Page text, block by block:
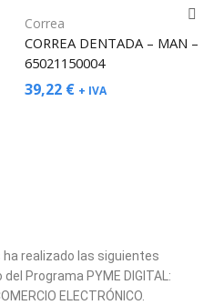
Correa
CORREA DENTADA – MAN –
65021150004
39,22 € + IVA
ha realizado las siguientes
Programa PYME DIGITAL:
ELECTRÓNICO.